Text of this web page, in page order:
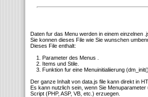
Daten fur das Menu werden in einem einzelnen
Sie konnen dieses File wie Sie wunschen
Dieses File enthalt:
1. Parameter des Menus .
2. Items und Stile.
3. Funktion fur eine Menuinitialiierung
Der ganze Inhalt von data.js file kann direkt in
Es kann nutzlich sein, wenn Sie
Script (PHP, ASP, VB, etc.) erzuegen.